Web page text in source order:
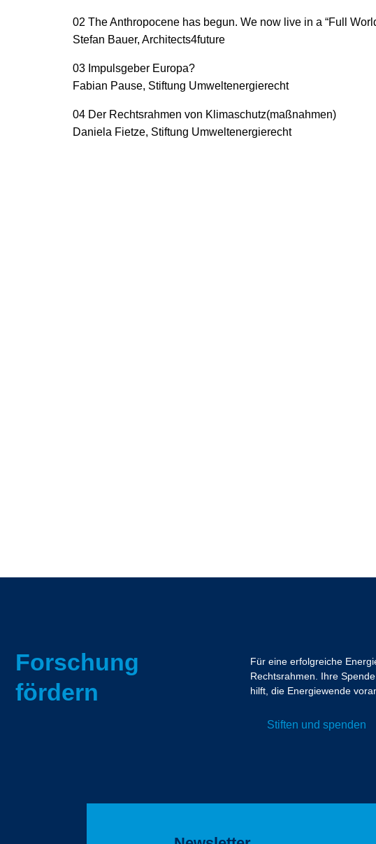
02 The Anthropocene has begun. We now live in a “Full
Stefan Bauer, Architects4future
03 Impulsgeber Europa?
Fabian Pause, Stiftung Umweltenergierecht
04 Der Rechtsrahmen von Klimaschutz(maßnahmen)
Daniela Fietze, Stiftung Umweltenergierecht
Forschung
fördern
Für eine erfolgreiche
Rechtsrahmen. Ihre
hilft, die Energiewende
Stiften und spenden